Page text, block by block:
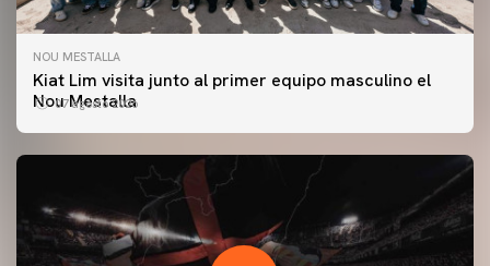
NOU MESTALLA
Kiat Lim visita junto al primer equipo masculino el
Nou Mestalla
07 agosto 2026